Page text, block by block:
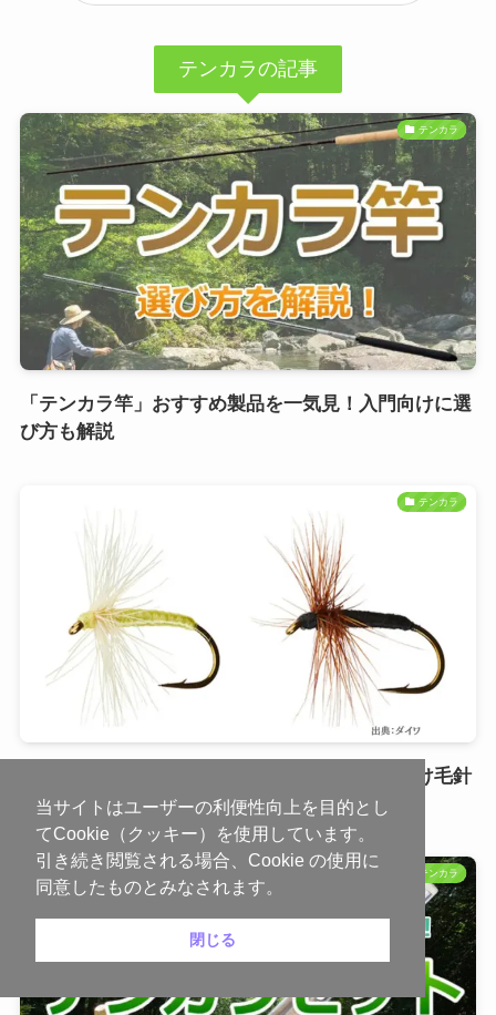
テンカラの記事
テンカラ
「テンカラ竿」おすすめ製品を一気見！入門向けに選
び方も解説
テンカラ
テンカラ釣り「毛鉤」種類・選び方！初心者向け毛針
セットを紹介
テンカラ
当サイトはユーザーの利便性向上を目的とし
てCookie（クッキー）を使用しています。
引き続き閲覧される場合、Cookie の使用に
同意したものとみなされます。
閉じる